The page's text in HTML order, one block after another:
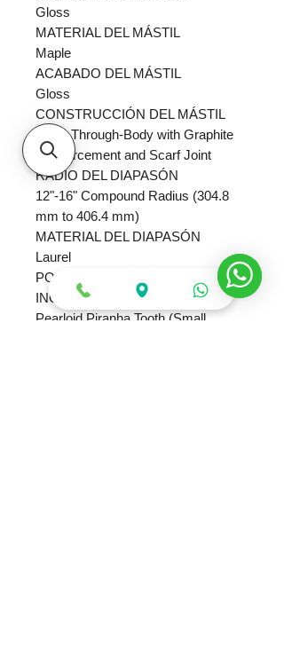
Gloss
MATERIAL DEL MÁSTIL
Maple
ACABADO DEL MÁSTIL
Gloss
CONSTRUCCIÓN DEL MÁSTIL
Neck-Through-Body with Graphite
Reinforcement and Scarf Joint
RADIO DEL DIAPASÓN
12"-16" Compound Radius (304.8
mm to 406.4 mm)
MATERIAL DEL DIAPASÓN
Laurel
POSICIÓN DE LAS
INCRUSTACIONES
Pearloid Piranha Tooth (Small